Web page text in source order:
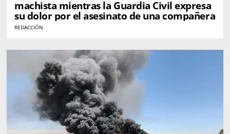
machista mientras la Guardia Civil expresa
su dolor por el asesinato de una compañera
REDACCIÓN